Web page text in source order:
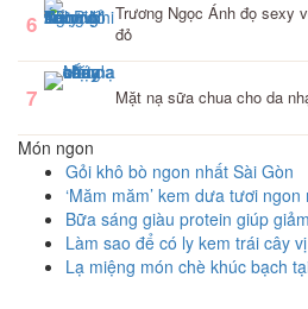
6
Trương Ngọc Ánh đọ sexy
đỏ
7 Mặt nạ sữa chua cho da
Món ngon
Gỏi khô bò ngon nhất Sài Gòn
‘Măm măm’ kem dưa tươi
Bữa sáng giàu protein giúp
Làm sao để có ly kem trái cây
Lạ miệng món chè khúc bạch